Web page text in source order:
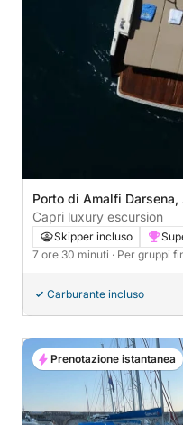
Porto di Amalfi
Capri luxury escursion
Skipper incluso
7 ore 30 minuti · Per gruppi
Carburante incluso
Prenotazione istantanea